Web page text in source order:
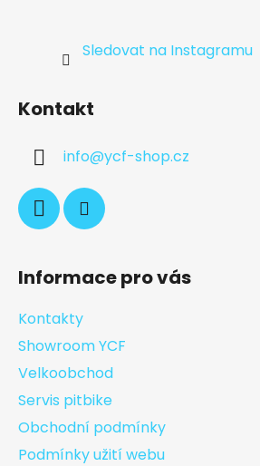
Sledovat na Instagramu
Kontakt
info@ycf-shop.cz
Informace pro vás
Kontakty
Showroom YCF
Velkoobchod
Servis pitbike
Obchodní podmínky
Podmínky užití webu